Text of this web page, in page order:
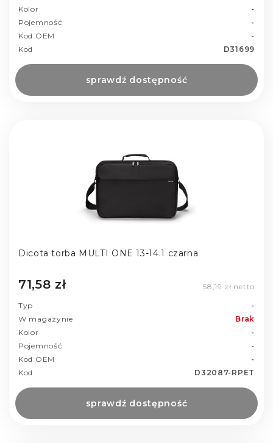
Kolor
-
Pojemność
-
Kod OEM
-
Kod
D31699
sprawdź dostępność
Dicota torba MULTI ONE 13-14.1 czarna
71,58 zł 58,19 zł netto
Typ
-
W magazynie
Brak
Kolor
-
Pojemność
-
Kod OEM
-
Kod
D32087-RPET
sprawdź dostępność